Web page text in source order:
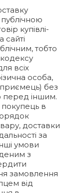
купівлі-
тобто
кодексу
всіх
особа,
без
перед іншим.
в
доставки
за
умови
з
замовлення
від